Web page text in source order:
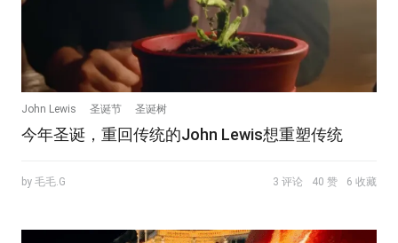
John Lewis 圣诞节 圣诞树
今年圣诞，重回传统的John Lewis想重塑传统
by 毛毛.G 3 评论 40 赞 6 收藏